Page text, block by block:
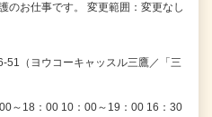
のお仕事です。 変更範囲：変更なし
51（ヨウコーキャッスル三鷹／「三
～18：00 10：00～19：00 16：30